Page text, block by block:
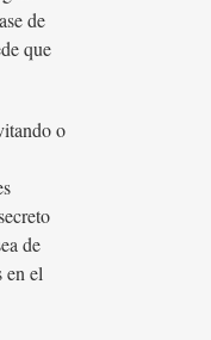
de
que
o
de
en el